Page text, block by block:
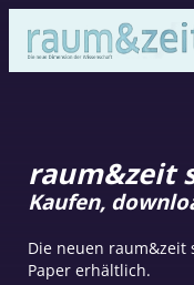
raum&zeit
Kaufen,
Die neuen raum&zeit
Paper erhältlich.